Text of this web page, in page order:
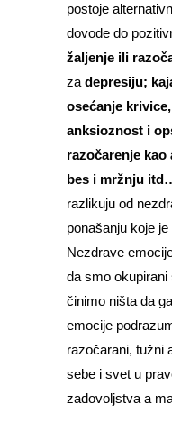
postoje
dovode do
žaljenje ili
za depresiju;
osećanje
anksioznost i
razočarenje
bes i mržnju
razlikuju od
ponašanju koje
Nezdrave
da smo
činimo ništa da
emocije
razočarani, tužni
sebe i svet u
zadovoljstva a